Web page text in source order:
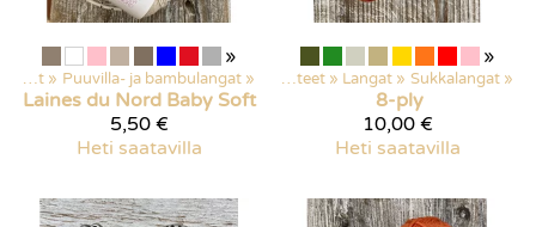
»
Langat ‪» Puuvilla- ja bambulangat ‪»
Laines du Nord Baby Soft
5,50 €
Heti saatavilla
»
Kaikki tuotteet ‪» Langat ‪» Sukkalangat ‪»
8-ply
10,00 €
Heti saatavilla